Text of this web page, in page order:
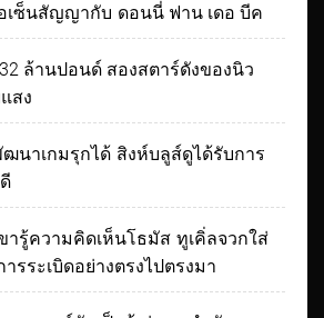
เซ็นสัญญากับ ดอนนี่ ฟาน เดอ บีค
ล้านปอนด์ สองสตาร์ดังของนิว
สง
นาเกมรุกได้ สิงห์บลูส์ดูได้รับการ
ารู้ความคิดเห็นโธมัส ทูเคิ่ลจวกใส่
รระเบิดอย่างตรงไปตรงมา